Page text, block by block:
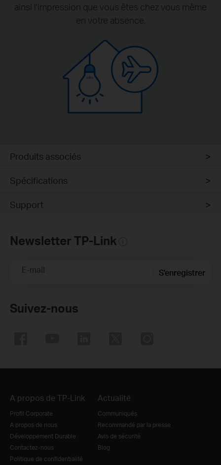
ainsi l'impression que vous êtes chez vous même
en votre absence.
Produits associés
Spécifications
Support
Newsletter TP-Link
E-mail S'enregistrer
Suivez-nous
A propos de TP-Link
Profil Corporate
A propos de nous
Développement Durable
Contactez-nous
Politique de confidentialité
Actualité
Communiqués
Recommandé par la presse
Avis de sécurité
Blog